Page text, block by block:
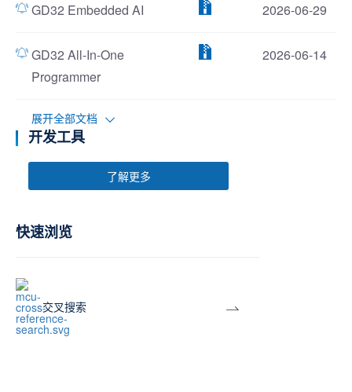
GD32 Embedded AI 2026-06-29
GD32 All-In-One
Programmer
2026-06-14
展开全部文档
开发工具
了解更多
快速浏览
交叉搜索